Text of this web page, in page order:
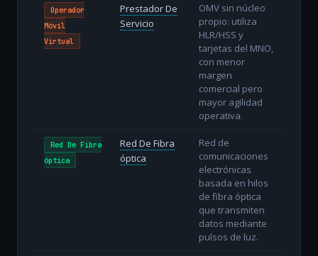
Operador
Móvil
Virtual
Prestador De
Servicio
OMV sin núcleo
propio: utiliza
HLR/HSS y
tarjetas del MNO,
con menor
margen
comercial pero
mayor agilidad
operativa.
Red De Fibra
óptica
Red De Fibra
óptica
Red de
comunicaciones
electrónicas
basada en hilos
de fibra óptica
que transmiten
datos mediante
pulsos de luz.